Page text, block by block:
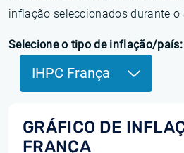
inflação seleccionados durante o
Selecione o tipo de inflação/país:
IHPC França
GRÁFICO DE
FRANÇA